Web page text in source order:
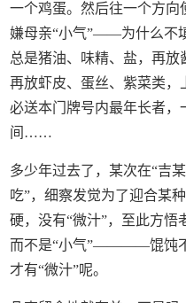
一个鸡蛋。然后往一个方向
嫌母亲“小气”——为什么不
总是猪油、味精、盐，再放
再放虾皮、蛋丝、紫菜类，
必送本门牌号内最年长者
间……
多少年过去了，某次在“吉
吃”，细察发觉为了迎合某
硬，没有“微汁”，至此方悟
而不是“小气”————馄饨不
才有“微汁”呢。